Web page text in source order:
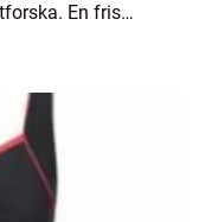
En frisör